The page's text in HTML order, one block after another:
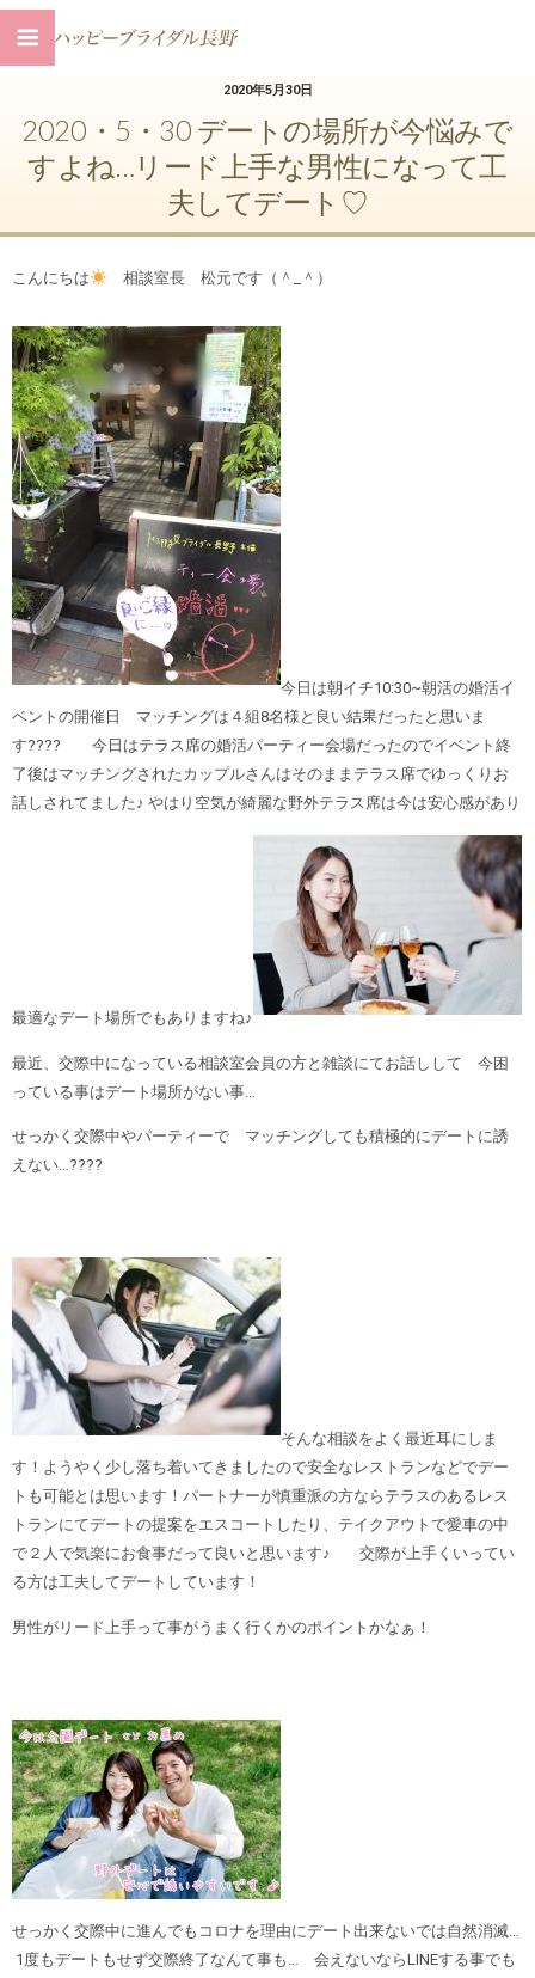
2020年5月30日
2020・5・30 デートの場所が今悩みで
すよね…リード上手な男性になって工
夫してデート♡
こんにちは 相談室長 松元です（＾_＾）
今日は朝イチ10:30~朝活の婚活イ
ベントの開催日 マッチングは４組8名様と良い結果だったと思いま
す???? 今日はテラス席の婚活パーティー会場だったのでイベント終
了後はマッチングされたカップルさんはそのままテラス席でゆっくりお
話しされてました♪ やはり空気が綺麗な野外テラス席は今は安心感があり
最適なデート場所でもありますね♪
最近、交際中になっている相談室会員の方と雑談にてお話しして 今困
っている事はデート場所がない事…
せっかく交際中やパーティーで マッチングしても積極的にデートに誘
えない…????
そんな相談をよく最近耳にしま
す！ようやく少し落ち着いてきましたので安全なレストランなどでデー
トも可能とは思います！パートナーが慎重派の方ならテラスのあるレス
トランにてデートの提案をエスコートしたり、テイクアウトで愛車の中
で２人で気楽にお食事だって良いと思います♪ 交際が上手くいってい
る方は工夫してデートしています！
男性がリード上手って事がうまく行くかのポイントかなぁ！
せっかく交際中に進んでもコロナを理由にデート出来ないでは自然消滅…
1度もデートもせず交際終了なんて事も… 会えないならLINEする事でも